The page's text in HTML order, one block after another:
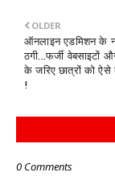
OLDER
ऑनलाइन एडमिशन के
ठगी...​फर्जी वेबसाइटों
के जरिए छात्रों को ऐसे
!
0 Comments